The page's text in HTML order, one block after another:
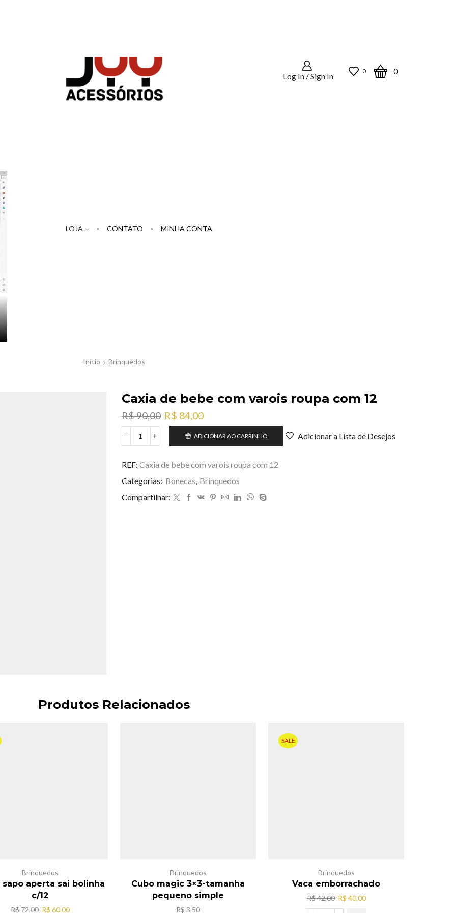
Log In / Sign In
0 0
LOJA CONTATO MINHA CONTA
Início Brinquedos
Caxia de bebe com varois roupa com 12
R$90,00 O
preço
original
R$ 90,00.
R$ 84,00O
preço
atual
R$ 84,00.
Caxia
bebe
varois
com
ADICIONAR AO CARRINHO Adicionar a Lista de Desejos
REF: Caxia de bebe com varois roupa com 12
Categorias: Bonecas, Brinquedos
Compartilhar:
Produtos Relacionados
Brinquedos
aperta sai bolinha
c/12
R$72,00 O
R$ 60,00O
Brinquedos
Cubo magic 3×3-tamanha
pequeno simple
R$ 3,50
SALE
Brinquedos
Vaca emborrachado
R$42,00 O
preço
R$ 40,00O